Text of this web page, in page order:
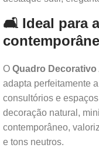
🛋️ Ideal para
O Quadro
adapta perfeitamente
consultórios e
decoração natural,
contemporâneo,
e tons neutros.